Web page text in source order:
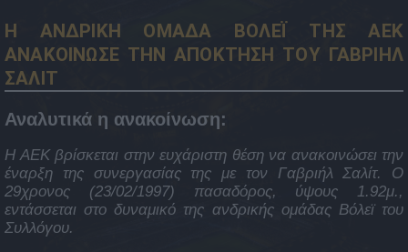
Η ΑΝΔΡΙΚΗ ΟΜΑΔΑ ΒΟΛΕΪ ΤΗΣ ΑΕΚ
ΑΝΑΚΟΙΝΩΣΕ ΤΗΝ ΑΠΟΚΤΗΣΗ ΤΟΥ ΓΑΒΡΙΗΛ
ΣΑΛΙΤ
Αναλυτικά η ανακοίνωση:
Η ΑΕΚ βρίσκεται στην ευχάριστη θέση να ανακοινώσει την
έναρξη της συνεργασίας της με τον Γαβριήλ Σαλίτ. Ο
29χρονος (23/02/1997) πασαδόρος, ύψους 1.92μ.,
εντάσσεται στο δυναμικό της ανδρικής ομάδας Βόλεϊ του
Συλλόγου.